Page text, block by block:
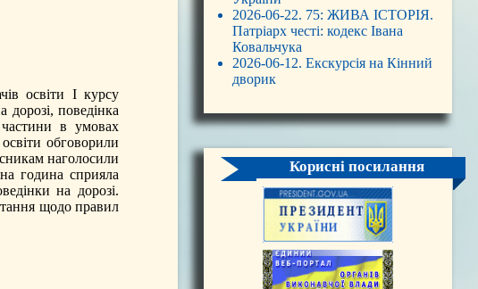
освіти І курсу
поведінка
в умовах
обговорили
наголосили
година сприяла
на дорозі.
щодо правил
2026-06-22. 75: ЖИВА ІСТОРІЯ.
Патріарх честі: кодекс Івана
Ковальчука
2026-06-12. Екскурсія на Кінний
дворик
Корисні посилання